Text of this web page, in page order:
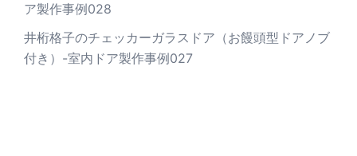
ア製作事例028
井桁格子のチェッカーガラスドア（お饅頭型ドアノブ
付き）-室内ドア製作事例027